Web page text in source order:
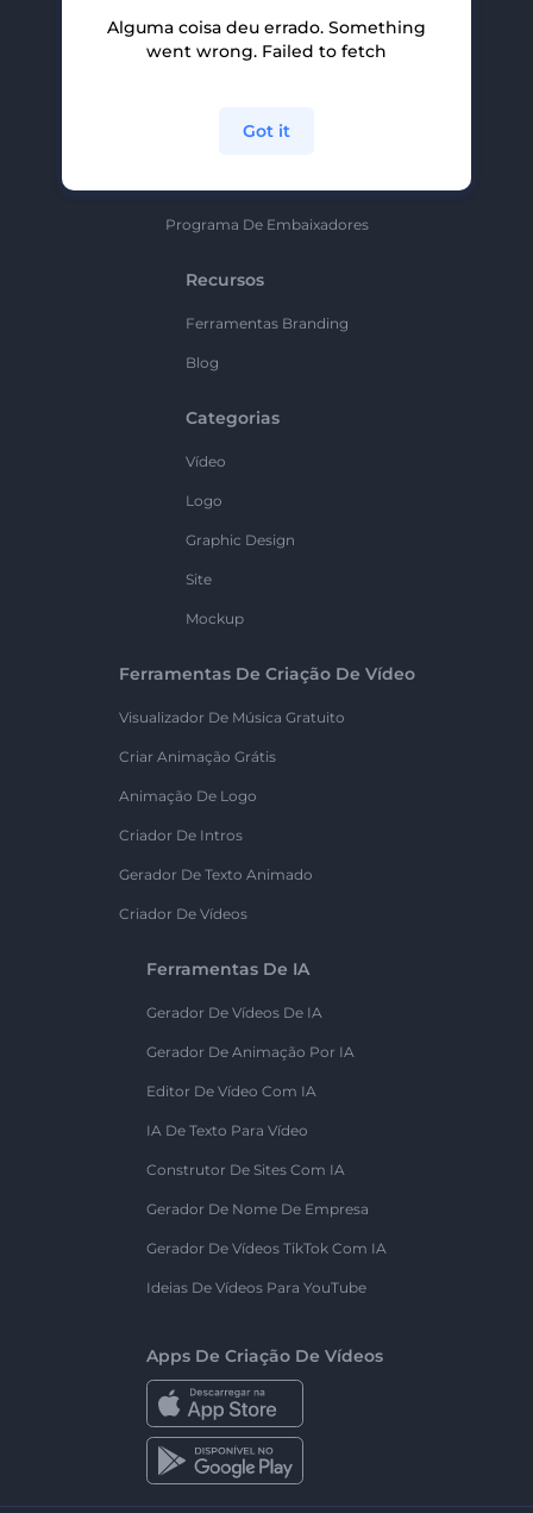
Programa De Afiliados
Programa De Embaixadores
Recursos
Ferramentas Branding
Blog
Categorias
Vídeo
Logo
Graphic Design
Site
Mockup
Ferramentas De Criação De Vídeo
Visualizador De Música Gratuito
Criar Animação Grátis
Animação De Logo
Criador De Intros
Gerador De Texto Animado
Criador De Vídeos
Ferramentas De IA
Gerador De Vídeos De IA
Gerador De Animação Por IA
Editor De Vídeo Com IA
IA De Texto Para Vídeo
Construtor De Sites Com IA
Gerador De Nome De Empresa
Gerador De Vídeos TikTok Com IA
Ideias De Vídeos Para YouTube
Apps De Criação De Vídeos
Alguma coisa deu errado. Something
went wrong. Failed to fetch
Got it